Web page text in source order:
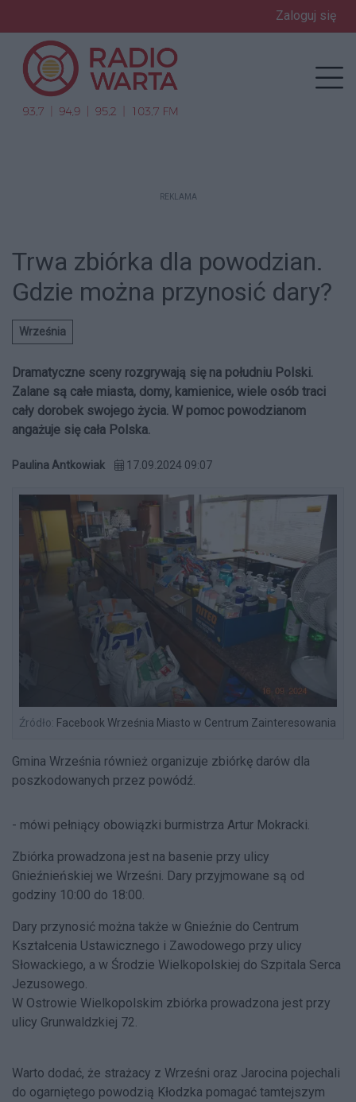
Zaloguj się
REKLAMA
Trwa zbiórka dla powodzian.
Gdzie można przynosić dary?
Września
Dramatyczne sceny rozgrywają się na południu Polski.
Zalane są całe miasta, domy, kamienice, wiele osób traci
cały dorobek swojego życia. W pomoc powodzianom
angażuje się cała Polska.
Paulina Antkowiak 17.09.2024 09:07
Źródło: Facebook Września Miasto w Centrum Zainteresowania
Gmina Września również organizuje zbiórkę darów dla
poszkodowanych przez powódź.
- mówi pełniący obowiązki burmistrza Artur Mokracki.
Zbiórka prowadzona jest na basenie przy ulicy
Gnieźnieńskiej we Wrześni. Dary przyjmowane są od
godziny 10:00 do 18:00.
Dary przynosić można także w Gnieźnie do Centrum
Kształcenia Ustawicznego i Zawodowego przy ulicy
Słowackiego, a w Środzie Wielkopolskiej do Szpitala Serca
Jezusowego.
W Ostrowie Wielkopolskim zbiórka prowadzona jest przy
ulicy Grunwaldzkiej 72.
Warto dodać, że strażacy z Wrześni oraz Jarocina pojechali
do ogarniętego powodzią Kłodzka pomagać tamtejszym